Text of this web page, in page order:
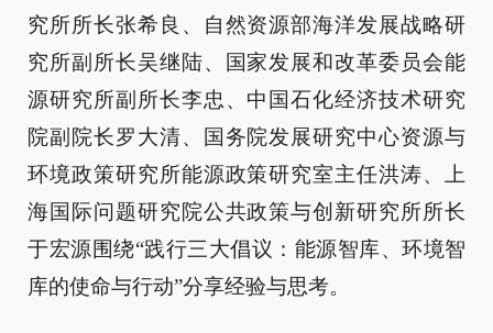
究所所长张希良、自然资源部海洋发展战略研
究所副所长吴继陆、国家发展和改革委员会能
源研究所副所长李忠、中国石化经济技术研究
院副院长罗大清、国务院发展研究中心资源与
环境政策研究所能源政策研究室主任洪涛、上
海国际问题研究院公共政策与创新研究所所长
于宏源围绕“践行三大倡议：能源智库、环境智
库的使命与行动”分享经验与思考。